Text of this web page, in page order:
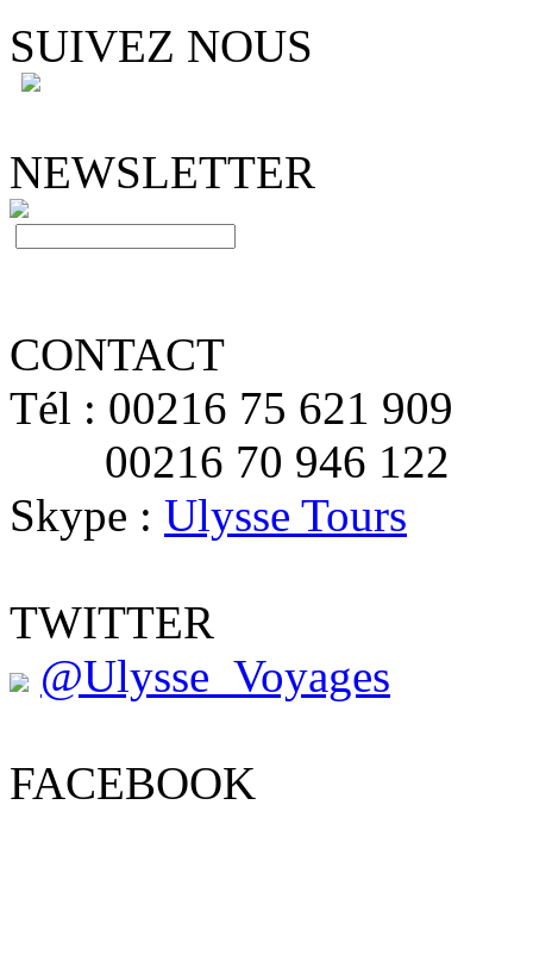
SUIVEZ NOUS
NEWSLETTER
CONTACT
Tél : 00216 75 621 909
00216 70 946 122
Skype : Ulysse Tours
TWITTER
@Ulysse_Voyages
FACEBOOK